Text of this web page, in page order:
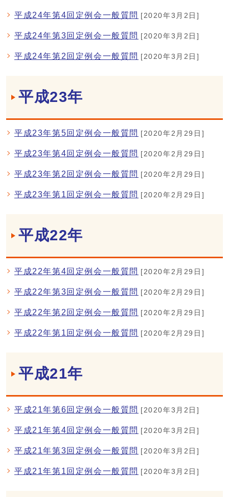
平成24年第4回定例会一般質問 [2020年3月2日]
平成24年第3回定例会一般質問 [2020年3月2日]
平成24年第2回定例会一般質問 [2020年3月2日]
平成23年
平成23年第5回定例会一般質問 [2020年2月29日]
平成23年第4回定例会一般質問 [2020年2月29日]
平成23年第2回定例会一般質問 [2020年2月29日]
平成23年第1回定例会一般質問 [2020年2月29日]
平成22年
平成22年第4回定例会一般質問 [2020年2月29日]
平成22年第3回定例会一般質問 [2020年2月29日]
平成22年第2回定例会一般質問 [2020年2月29日]
平成22年第1回定例会一般質問 [2020年2月29日]
平成21年
平成21年第6回定例会一般質問 [2020年3月2日]
平成21年第4回定例会一般質問 [2020年3月2日]
平成21年第3回定例会一般質問 [2020年3月2日]
平成21年第1回定例会一般質問 [2020年3月2日]